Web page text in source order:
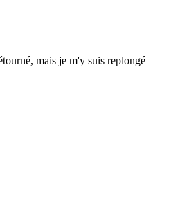
mais je m'y suis replongé